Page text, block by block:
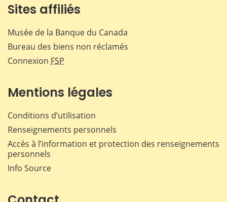
Sites affiliés
Musée de la Banque du Canada
Bureau des biens non réclamés
Connexion FSP
Mentions légales
Conditions d’utilisation
Renseignements personnels
Accès à l’information et protection des renseignements
personnels
Info Source